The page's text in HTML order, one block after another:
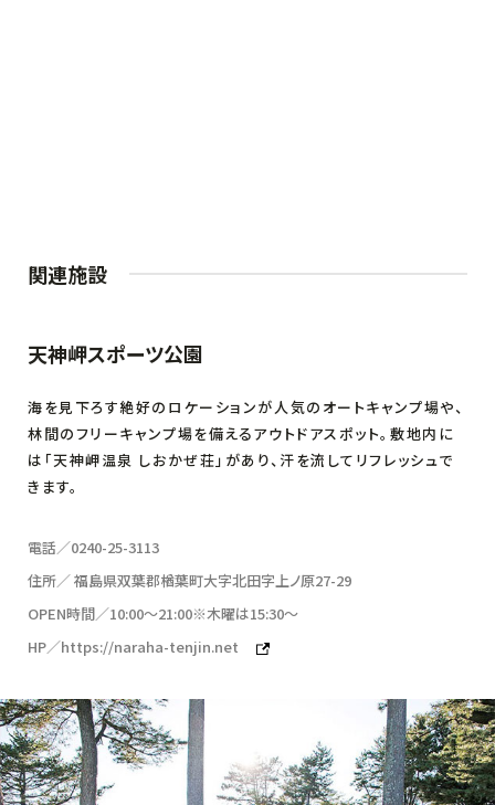
関連施設
天神岬スポーツ公園
海を見下ろす絶好のロケーションが人気のオートキャンプ場や、
林間のフリーキャンプ場を備えるアウトドアスポット。敷地内に
は「天神岬温泉 しおかぜ荘」があり、汗を流してリフレッシュで
きます。
電話／0240-25-3113
住所／ 福島県双葉郡楢葉町大字北田字上ノ原27-29
OPEN時間／10:00〜21:00※木曜は15:30〜
HP／https://naraha-tenjin.net